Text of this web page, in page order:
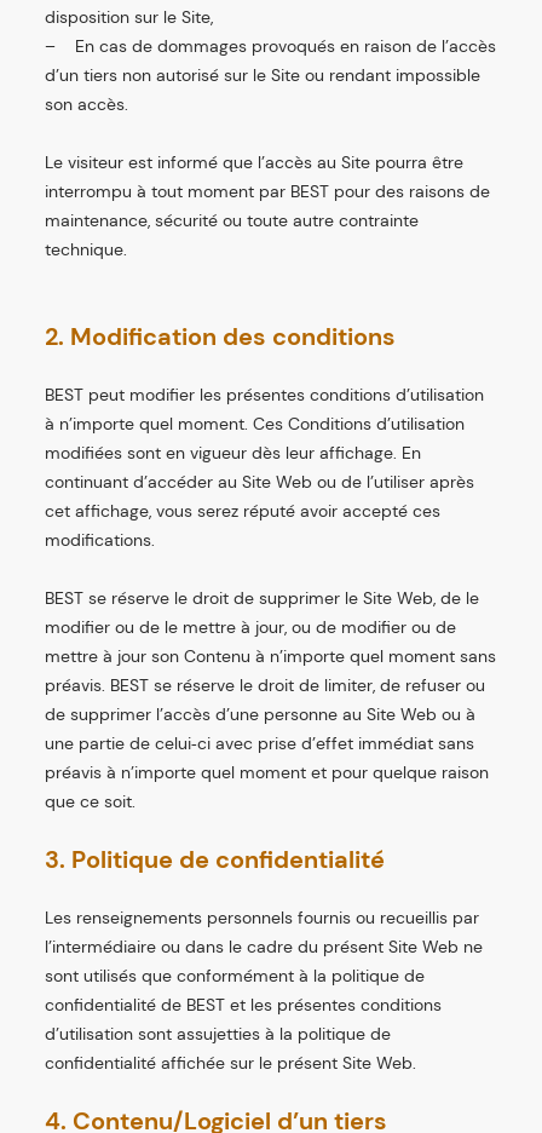
disposition sur le Site,
– En cas de dommages provoqués en raison de l’accès
d’un tiers non autorisé sur le Site ou rendant impossible
son accès.
Le visiteur est informé que l’accès au Site pourra être
interrompu à tout moment par BEST pour des raisons de
maintenance, sécurité ou toute autre contrainte
technique.
2. Modification des conditions
BEST peut modifier les présentes conditions d’utilisation
à n’importe quel moment. Ces Conditions d’utilisation
modifiées sont en vigueur dès leur affichage. En
continuant d’accéder au Site Web ou de l’utiliser après
cet affichage, vous serez réputé avoir accepté ces
modifications.
BEST se réserve le droit de supprimer le Site Web, de le
modifier ou de le mettre à jour, ou de modifier ou de
mettre à jour son Contenu à n’importe quel moment sans
préavis. BEST se réserve le droit de limiter, de refuser ou
de supprimer l’accès d’une personne au Site Web ou à
une partie de celui‑ci avec prise d’effet immédiat sans
préavis à n’importe quel moment et pour quelque raison
que ce soit.
3. Politique de confidentialité
Les renseignements personnels fournis ou recueillis par
l’intermédiaire ou dans le cadre du présent Site Web ne
sont utilisés que conformément à la politique de
confidentialité de BEST et les présentes conditions
d’utilisation sont assujetties à la politique de
confidentialité affichée sur le présent Site Web.
4. Contenu/Logiciel d’un tiers